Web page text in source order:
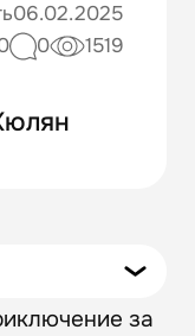
06.02.2025
0 1519
или
за